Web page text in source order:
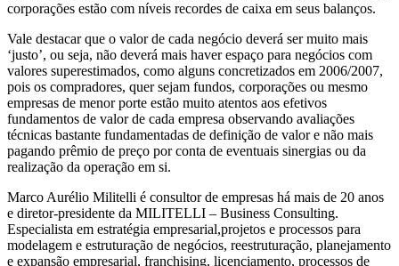
corporações estão com níveis recordes de caixa em seus balanços.
Vale destacar que o valor de cada negócio deverá ser muito mais
‘justo’, ou seja, não deverá mais haver espaço para negócios com
valores superestimados, como alguns concretizados em 2006/2007,
pois os compradores, quer sejam fundos, corporações ou mesmo
empresas de menor porte estão muito atentos aos efetivos
fundamentos de valor de cada empresa observando avaliações
técnicas bastante fundamentadas de definição de valor e não mais
pagando prêmio de preço por conta de eventuais sinergias ou da
realização da operação em si.
Marco Aurélio Militelli é consultor de empresas há mais de 20 anos
e diretor-presidente da MILITELLI – Business Consulting.
Especialista em estratégia empresarial,projetos e processos para
modelagem e estruturação de negócios, reestruturação, planejamento
e expansão empresarial, franchising, licenciamento, processos de